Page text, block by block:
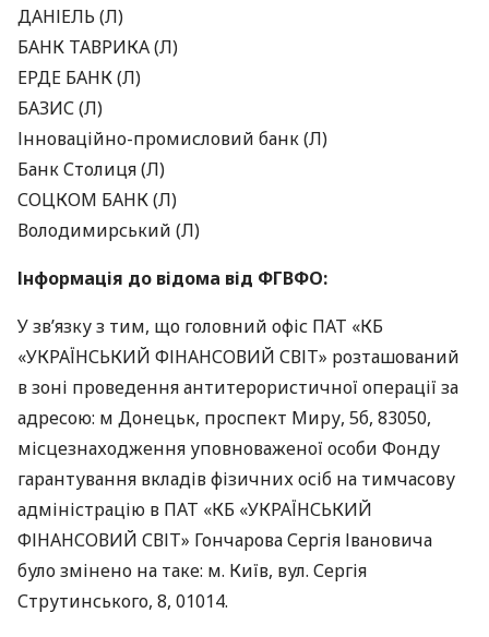
ДАНІЕЛЬ(Л)
БАНК ТАВРИКА(Л)
ЕРДЕ БАНК(Л)
БАЗИС(Л)
Інноваційно-промисловий банк (Л)
Банк Столиця (Л)
СОЦКОМ БАНК(Л)
Володимирський (Л)
Інформація до відома від ФГВФО:
У зв’язку з тим, що головний офіс ПАТ «КБ
«УКРАЇНСЬКИЙ ФІНАНСОВИЙ СВІТ» розташований
в зоні проведення антитерористичної операції за
адресою: м Донецьк, проспект Миру, 5б, 83050,
місцезнаходження уповноваженої особи Фонду
гарантування вкладів фізичних осіб на тимчасову
адміністрацію в ПАТ «КБ «УКРАЇНСЬКИЙ
ФІНАНСОВИЙ СВІТ» Гончарова Сергія Івановича
було змінено на таке: м. Київ, вул. Сергія
Струтинського, 8, 01014.